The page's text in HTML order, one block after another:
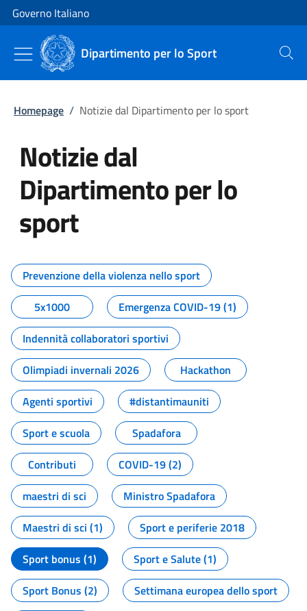
Vai al contenuto
Vai alla navigazione del sito
Governo Italiano
Dipartimento per lo Sport Cerca
Homepage / Notizie dal Dipartimento per lo sport
Notizie dal
Dipartimento per lo
sport
Tutti i contenuti della pagina
Prevenzione della violenza nello sport
5x1000
Emergenza COVID-19 (1)
Indennità collaboratori sportivi
Olimpiadi invernali 2026
Hackathon
Agenti sportivi
#distantimauniti
Sport e scuola
Spadafora
Contributi
COVID-19 (2)
maestri di sci
Ministro Spadafora
Maestri di sci (1)
Sport e periferie 2018
Sport bonus (1)
Sport e Salute (1)
Sport Bonus (2)
Settimana europea dello sport